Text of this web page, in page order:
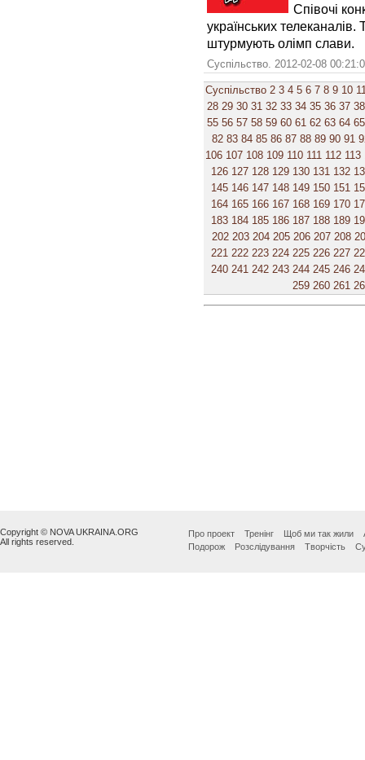
Співочі
українських телеканалів.
штурмують олімп слави.
Суспільство. 2012-02-08
Суспільство 2 3 4 5 6 7 8 9 10
28 29 30 31 32 33 34 35 36 37 38
55 56 57 58 59 60 61 62 63 64 65
82 83 84 85 86 87 88 89 90 91
106 107 108 109 110 111 112 113
126 127 128 129 130 131 132
145 146 147 148 149 150 151
164 165 166 167 168 169 170
183 184 185 186 187 188 189
202 203 204 205 206 207 208
221 222 223 224 225 226 227
240 241 242 243 244 245 246
259 260 261
Copyright © NOVA UKRAINA.ORG
All rights reserved.
Про проект Тренінг Щоб ми так жили
Подорож
Розслідування Творчість